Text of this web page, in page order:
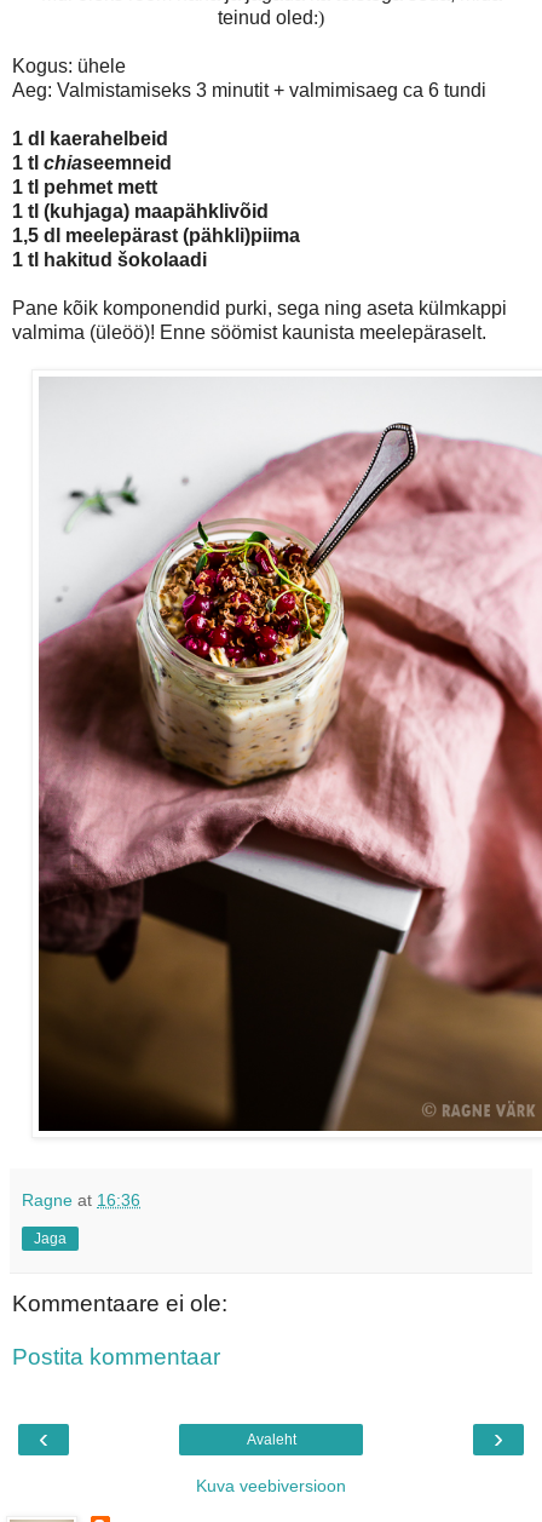
teinud oled:)
Kogus: ühele
Aeg: Valmistamiseks 3 minutit + valmimisaeg ca 6 tundi
1 dl kaerahelbeid
1 tl chiaseemneid
1 tl pehmet mett
1 tl (kuhjaga) maapähklivõid
1,5 dl meelepärast (pähkli)piima
1 tl hakitud šokolaadi
Pane kõik komponendid purki, sega ning aseta külmkappi
valmima (üleöö)! Enne söömist kaunista meelepäraselt.
Ragne at 16:36
Jaga
Kommentaare ei ole:
Postita kommentaar
‹ ›
Avaleht
Kuva veebiversioon